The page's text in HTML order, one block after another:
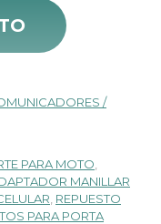
10.000.
/
PARA MOTO
MANILLAR
REPUESTO
PARA PORTA